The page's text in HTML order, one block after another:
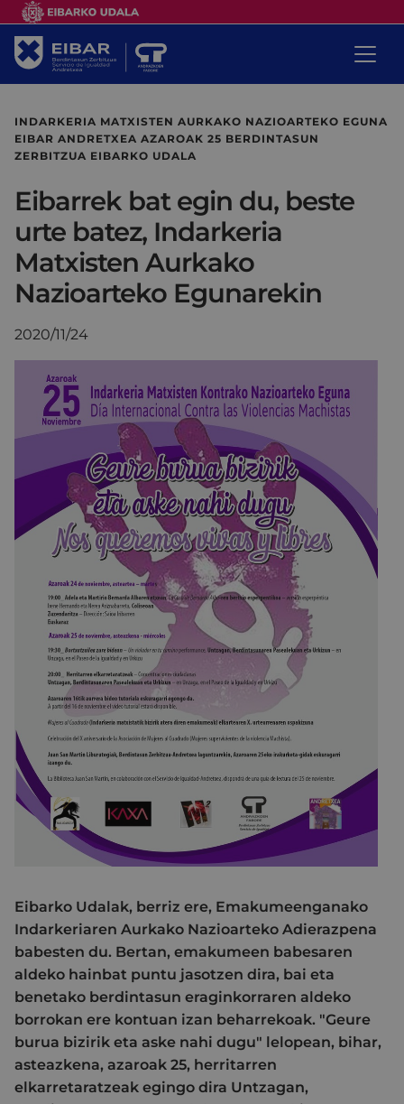
INDARKERIA MATXISTEN AURKAKO NAZIOARTEKO EGUNA
EIBAR ANDRETXEA AZAROAK 25 BERDINTASUN
ZERBITZUA EIBARKO UDALA
Eibarrek bat egin du, beste
urte batez, Indarkeria
Matxisten Aurkako
Nazioarteko Egunarekin
2020/11/24
Eibarko Udalak, berriz ere, Emakumeenganako
Indarkeriaren Aurkako Nazioarteko Adierazpena
babesten du. Bertan, emakumeen babesaren
aldeko hainbat puntu jasotzen dira, bai eta
benetako berdintasun eraginkorraren aldeko
borrokan ere kontuan izan beharrekoak. "Geure
burua bizirik eta aske nahi dugu" lelopean, bihar,
asteazkena, azaroak 25, herritarren
elkarretaratzeak egingo dira Untzagan,